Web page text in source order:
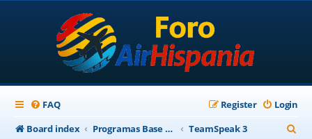
FAQ Login
Register
Board index
Programas Base AirHispania TeamSpeak 3